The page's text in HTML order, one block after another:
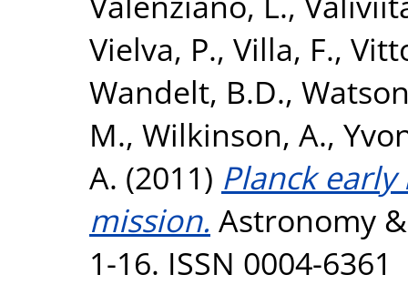
Vielva, P., Villa, F.,
Wandelt, B.D.,
M., Wilkinson, A.,
A. (2011) Planck early
mission. Astronomy
1-16. ISSN 0004-6361